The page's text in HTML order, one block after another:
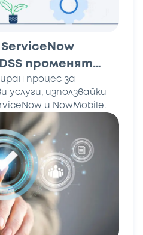
променят
полевите
процес за
услуги, използвайки
и NowMobile.